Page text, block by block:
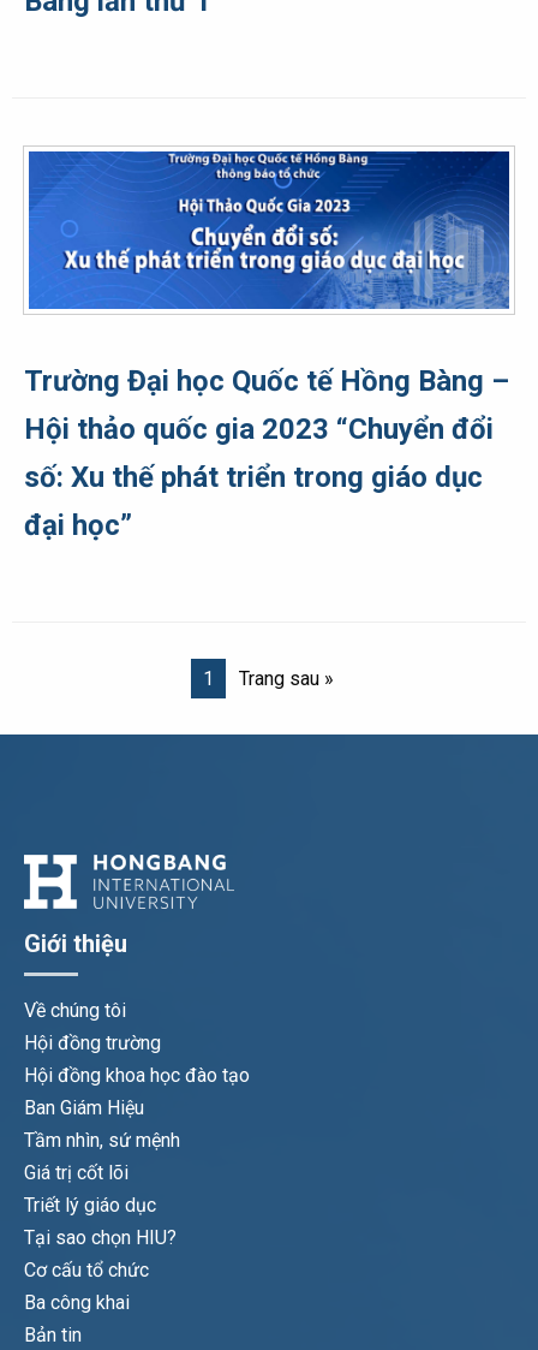
Trường Đại học Quốc tế Hồng Bàng –
Hội thảo quốc gia 2023 “Chuyển đổi
số: Xu thế phát triển trong giáo dục
đại học”
1 Trang sau »
Giới thiệu
Về chúng tôi
Hội đồng trường
Hội đồng khoa học đào tạo
Ban Giám Hiệu
Tầm nhìn, sứ mệnh
Giá trị cốt lõi
Triết lý giáo dục
Tại sao chọn HIU?
Cơ cấu tổ chức
Ba công khai
Bản tin